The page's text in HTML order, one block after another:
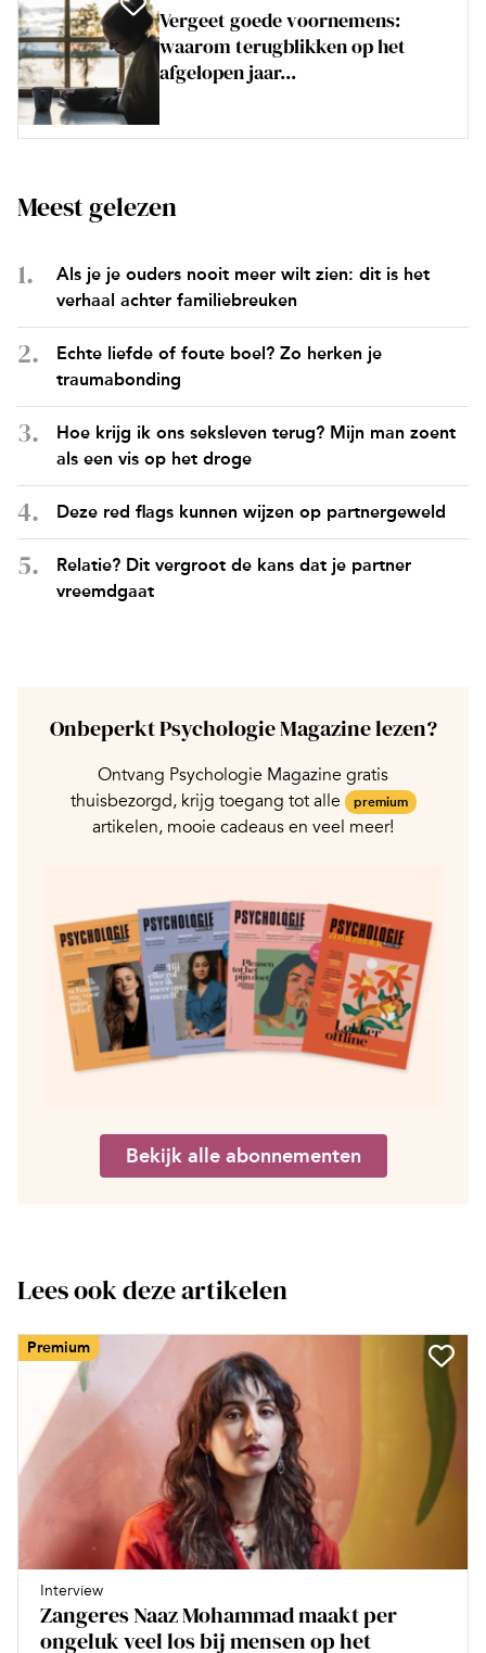
Vergeet goede voornemens:
waarom terugblikken op het
afgelopen jaar...
Meest gelezen
Als je je ouders nooit meer wilt zien: dit is het
verhaal achter familiebreuken
Echte liefde of foute boel? Zo herken je
traumabonding
Hoe krijg ik ons seksleven terug? Mijn man zoent
als een vis op het droge
Deze red flags kunnen wijzen op partnergeweld
Relatie? Dit vergroot de kans dat je partner
vreemdgaat
Onbeperkt Psychologie Magazine lezen?
Ontvang Psychologie Magazine gratis
thuisbezorgd, krijg toegang tot alle
premium
artikelen, mooie cadeaus en veel meer!
Bekijk alle abonnementen
Lees ook deze artikelen
Premium
Interview
Zangeres Naaz Mohammad maakt per
ongeluk veel los bij mensen op het